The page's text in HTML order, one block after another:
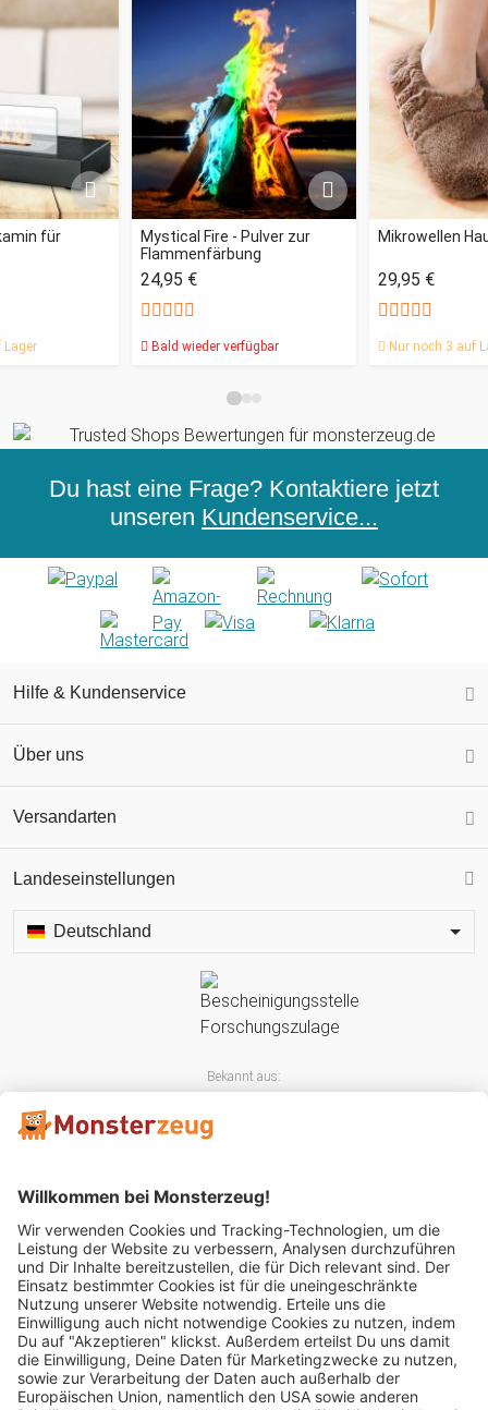
für
Mystical Fire - Pulver zur
Flammenfärbung
24,95 €
Bald wieder verfügbar
Mikrowellen
29,95 €
Nur noch 3 auf
Du hast eine Frage? Kontaktiere jetzt
unseren Kundenservice...
Hilfe & Kundenservice
Über uns
Versandarten
Landeseinstellungen
Deutschland
Bekannt aus:
Mitglied im: